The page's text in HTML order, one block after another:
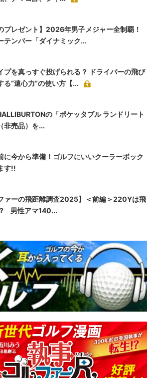
プレゼント】2026年男子メジャー全制覇！
テンパー「ダイナミック...
プを真っすぐ投げられる？ ドライバーの飛び
る“遠心力”の使い方【...
の「ポケッタブル ランドリート
非売品）を...
に今から準備！ゴルフにいいクーラーボック
す!!
ァーの飛距離調査2025】＜前編＞220Yは飛
男性アマ140...